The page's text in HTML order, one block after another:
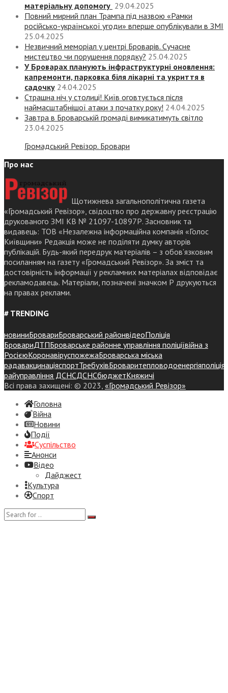
матеріальну допомогу 29.04.2025
Повний мирний план Трампа під назвою «‎Рамки
російсько-української угоди» вперше опублікували в ЗМІ
25.04.2025
Незвичний меморіал у центрі Броварів. Сучасне
мистецтво чи порушення порядку? 25.04.2025
У Броварах планують інфраструктурні оновлення:
капремонти, парковка біля лікарні та укриття в
садочку 24.04.2025
Страшна ніч у столиці! Київ оговтується після
наймасштабнішої атаки з початку року! 24.04.2025
Завтра в Броварській громаді вимикатимуть світло
23.04.2025
Громадський Ревізор. Бровари
Про нас
Щотижнева загальнополітична газета
«Громадський Ревізор», свідоцтво про державну реєстрацію
друкованого ЗМІ КВ № 21097-10897Р. Засновник та
видавець: ТОВ «Незалежна інформаційна компанія «Голос
Київщини» Редакція може не поділяти думку авторів
публікацій. Будь-який передрук матеріалів – з обов’язковим
посиланням на газету «Громадський Ревізор». За зміст та
достовірність інформації у рекламних матеріалах відповідає
рекламодавець. Матеріали, позначені значком Р друкуються
на правах реклами.
# TRENDING
новиниБровариБроварський районвідеоПоліція
БровариДТПБроварське районне управління поліціївійна з
РосієюКоронавіруспожежаБроварська міська
радавакцинаціяспортТребухівБроваритепловодоенергіяполіція
райуправління ДСНСДСНСбюджетКняжичі
Всі права захищені: © 2023, «Громадський Ревізор»
Головна
Війна
Новини
Події
Суспiльство
Анонси
Відео
Дайджест
Культура
Спорт